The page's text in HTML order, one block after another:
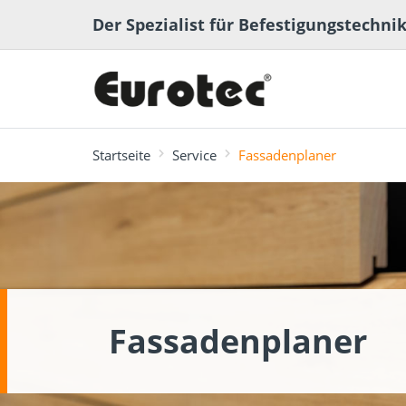
Der Spezialist für Befestigungstechnik
Terrassen- und
meistgesucht
Terrassenplaner ECS-
Fachbeiträge Lexikon
Startseite Service Fassadenplaner
Fassadenplaner